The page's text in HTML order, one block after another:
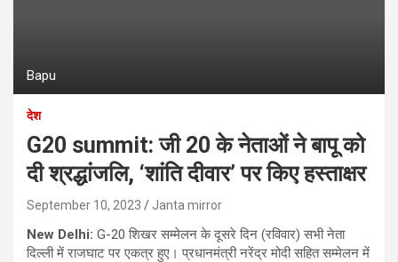
Bapu
देश
G20 summit: जी 20 के नेताओं ने बापू को
दी श्रद्धांजलि, ‘शांति दीवार’ पर किए हस्ताक्षर
September 10, 2023 Janta mirror
New Delhi: G-20 शिखर सम्मेलन के दूसरे दिन (रविवार) सभी नेता
दिल्ली में राजघाट पर एकत्र हुए। प्रधानमंत्री नरेंद्र मोदी सहित सम्‍मेलन में